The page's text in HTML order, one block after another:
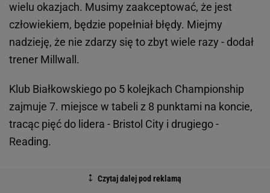
wielu okazjach. Musimy zaakceptować, że jest
człowiekiem, będzie popełniał błędy. Miejmy
nadzieję, że nie zdarzy się to zbyt wiele razy - dodał
trener Millwall.
Klub Białkowskiego po 5 kolejkach Championship
zajmuje 7. miejsce w tabeli z 8 punktami na koncie,
tracąc pięć do lidera - Bristol City i drugiego -
Reading.